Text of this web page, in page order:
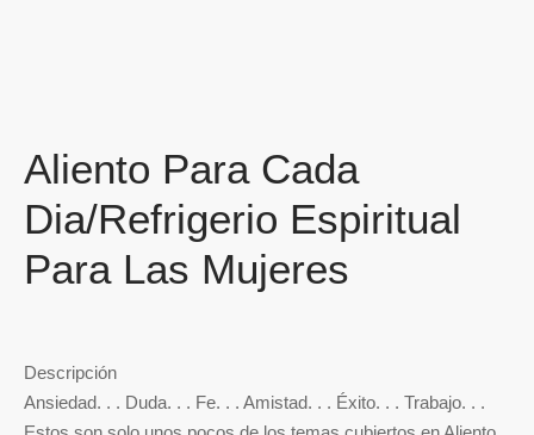
Aliento Para Cada
Dia/Refrigerio Espiritual
Para Las Mujeres
Descripción
Ansiedad. . . Duda. . . Fe. . . Amistad. . . Éxito. . . Trabajo. . .